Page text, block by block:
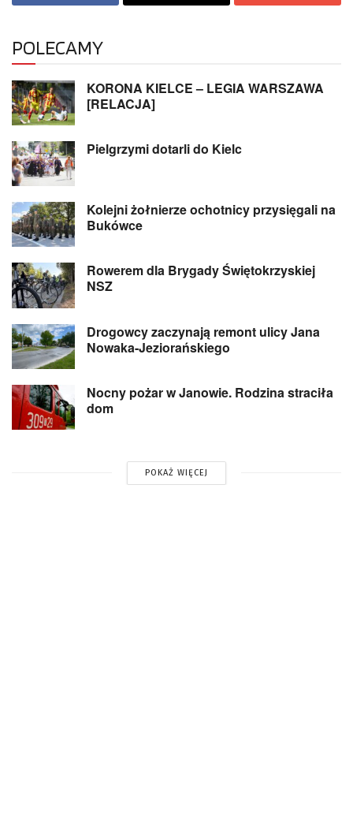
POLECAMY
KORONA KIELCE – LEGIA WARSZAWA
[RELACJA]
Pielgrzymi dotarli do Kielc
Kolejni żołnierze ochotnicy przysięgali na
Bukówce
Rowerem dla Brygady Świętokrzyskiej
NSZ
Drogowcy zaczynają remont ulicy Jana
Nowaka-Jeziorańskiego
Nocny pożar w Janowie. Rodzina straciła
dom
POKAŻ WIĘCEJ